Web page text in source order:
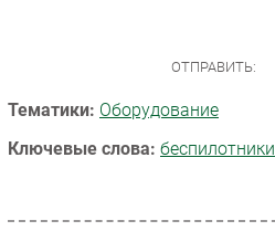
ОТПРАВИТЬ:
Тематики: Оборудование
Ключевые слова: беспилотники